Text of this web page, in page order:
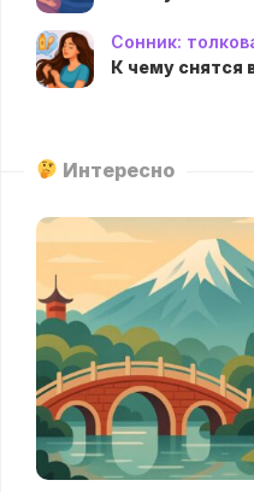
Сонник:
К чему снятся
Интересно